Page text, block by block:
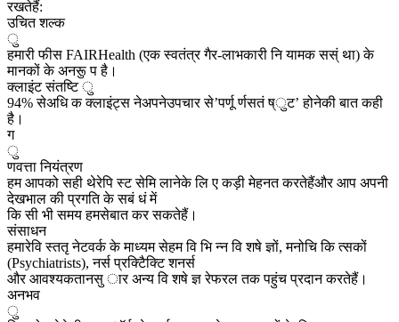
रखतेहैं:
उचित शल्क
ु
हमारी फीस FAIRHealth (एक स्वतंत्र गैर-लाभकारी नि यामक सस्ं था) के
मानकों के अनरूु प है।
क्लाइंट संतष्टि ु
94% सेअधि क क्लाइंट्स नेअपनेउपचार से’पर्णू र्णसतं ष्ुट’ होनेकी बात कही
है।
ग
ु
णवत्ता नियंत्रण
हम आपको सही थेरेपि स्ट सेमि लानेके लि ए कड़ी मेहनत करतेहैंऔर आप अपनी
देखभाल की प्रगति के सबं धं में
कि सी भी समय हमसेबात कर सकतेहैं।
संसाधन
हमारेवि स्ततृ नेटवर्क के माध्यम सेहम वि भि न्न वि शषे ज्ञों, मनोचि कि त्सकों
(Psychiatrists), नर्स प्रक्टिैक्टि शनर्स
और आवश्यकतानसु ार अन्य वि शषे ज्ञ रेफरल तक पहुंच प्रदान करतेहैं।
अनभव
ु